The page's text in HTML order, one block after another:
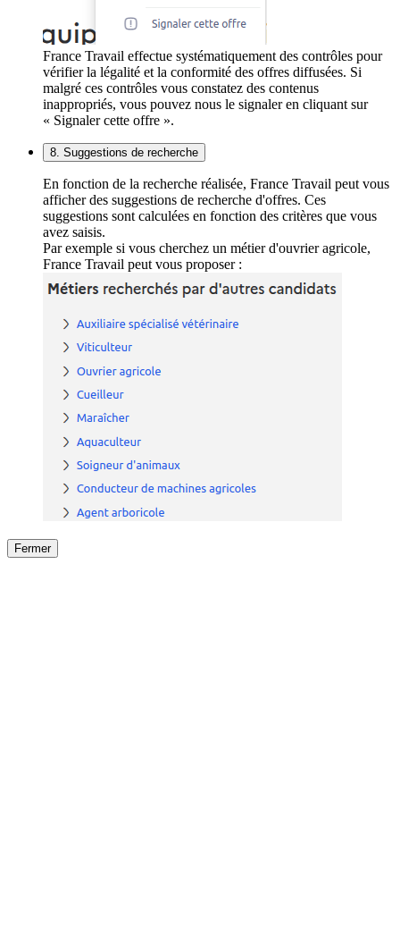
France Travail effectue systématiquement des contrôles pour
vérifier la légalité et la conformité des offres diffusées. Si
malgré ces contrôles vous constatez des contenus
inappropriés, vous pouvez nous le signaler en cliquant sur
« Signaler cette offre ».
8. Suggestions de recherche
En fonction de la recherche réalisée, France Travail peut vous
afficher des suggestions de recherche d'offres. Ces
suggestions sont calculées en fonction des critères que vous
avez saisis.
Par exemple si vous cherchez un métier d'ouvrier agricole,
France Travail peut vous proposer :
Fermer